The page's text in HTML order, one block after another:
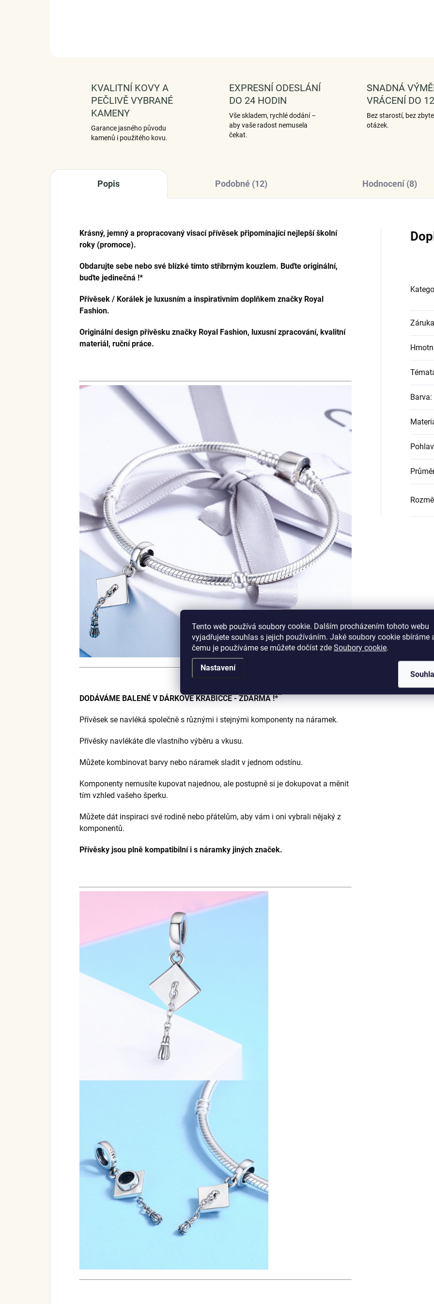
Tento web používá soubory cookie. Dalším procházením tohoto webu
vyjadřujete souhlas s jejich používáním. Jaké soubory cookie sbíráme
čemu je používáme se můžete dočíst zde Soubory cookie.
Nastavení
KVALITNÍ KOVY A
PEČLIVĚ VYBRANÉ
KAMENY
Garance jasného původu
kamenů i použitého kovu.
EXPRESNÍ ODESLÁNÍ
DO 24 HODIN
Vše skladem, rychlé dodání –
aby vaše radost nemusela
čekat.
SNADNÁ
VRÁCENÍ DO
Bez starostí, bez
otázek.
Popis Podobné (12) Hodnocení (8)
Krásný, jemný a propracovaný visací přívěsek připomínající nejlepší školní
roky (promoce).
Obdarujte sebe nebo své blízké tímto stříbrným kouzlem. Buďte originální,
buďte jedinečná !*
Přívěsek / Korálek je luxusním a inspirativním doplňkem značky Royal
Fashion.
Originální design přívěsku značky Royal Fashion, luxusní zpracování, kvalitní
materiál, ruční práce.
DODÁVÁME BALENÉ V DÁRKOVÉ KRABIČCE - ZDARMA !*
Přívěsek se navléká společně s různými i stejnými komponenty na náramek.
Přívěsky navlékáte dle vlastního výběru a vkusu.
Můžete kombinovat barvy nebo náramek sladit v jednom odstínu.
Komponenty nemusíte kupovat najednou, ale postupně si je dokupovat a měnit
tím vzhled vašeho šperku.
Můžete dát inspiraci své rodině nebo přátelům, aby vám i oni vybrali nějaký z
komponentů.
Přívěsky jsou plně kompatibilní i s náramky jiných značek.
Záruka
Barva: